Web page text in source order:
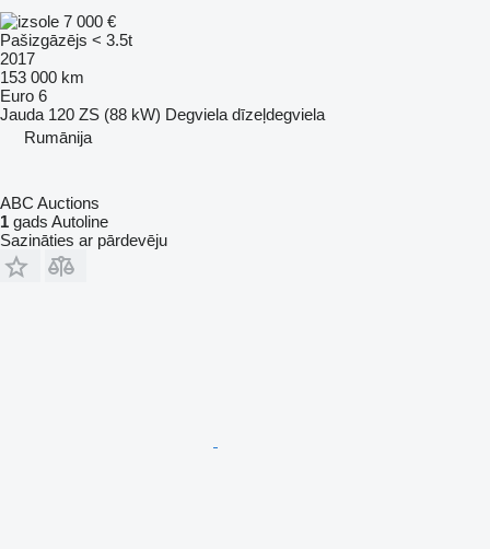
7 000 €
Pašizgāzējs < 3.5t
2017
153 000 km
Euro 6
Jauda 120 ZS (88 kW) Degviela dīzeļdegviela
Rumānija
ABC Auctions
1 gads Autoline
Sazināties ar pārdevēju